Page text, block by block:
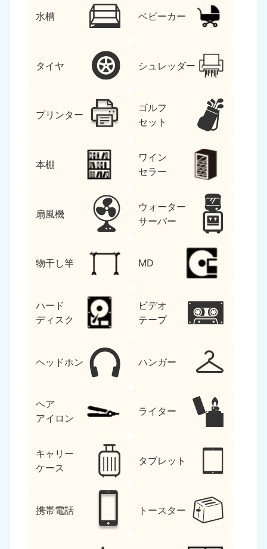
水槽 ベビーカー
タイヤ シュレッダー
プリンター
ゴルフ
セット
本棚
ワイン
セラー
扇風機
ウォーター
サーバー
物干し竿 MD
ハード
ディスク
ビデオ
テープ
ヘッドホン ハンガー
ヘア
アイロン
ライター
キャリー
ケース
タブレット
携帯電話 トースター